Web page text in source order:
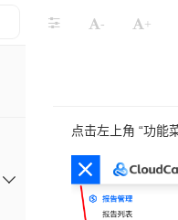
- +
点击左上角 “功能